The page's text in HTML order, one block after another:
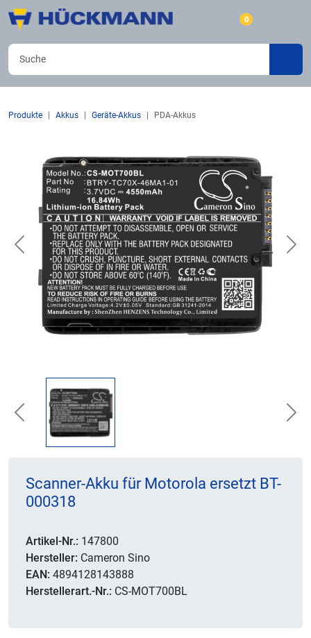
0
Produkte Akkus Geräte-Akkus PDA-Akkus
Previous
Previous
Scanner-Akku für Motorola ersetzt BT-
000318
Artikel-Nr.: 147800
Hersteller: Cameron Sino
EAN: 4894128143888
Herstellerart.-Nr.: CS-MOT700BL